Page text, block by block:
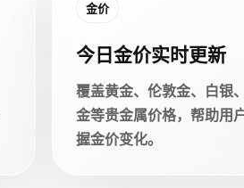
金价
今日金价实时更新
覆盖黄金、伦敦金、白银
金等贵金属价格，帮助用
握金价变化。